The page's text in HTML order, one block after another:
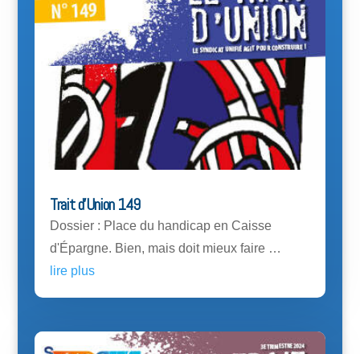
Trait d’Union 149
Dossier : Place du handicap en Caisse
d'Épargne. Bien, mais doit mieux faire …
lire plus